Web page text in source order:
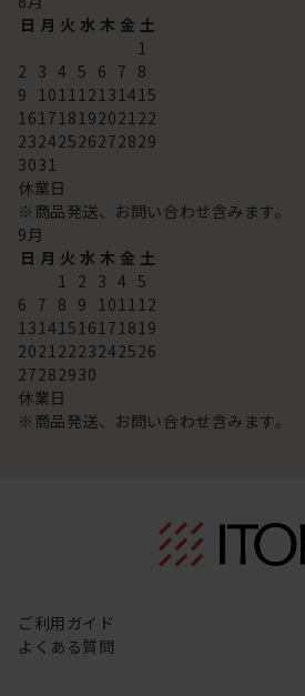
日 月 火 水 木 金 土
1
2 3 4 5 6 7 8
9 101112131415
16171819202122
23242526272829
3031
休業日
※商品発送、お問い合わせ含みます。
9月
日 月 火 水 木 金 土
1 2 3 4 5
6 7 8 9 101112
13141516171819
20212223242526
27282930
休業日
※商品発送、お問い合わせ含みます。
ご利用ガイド
よくある質問